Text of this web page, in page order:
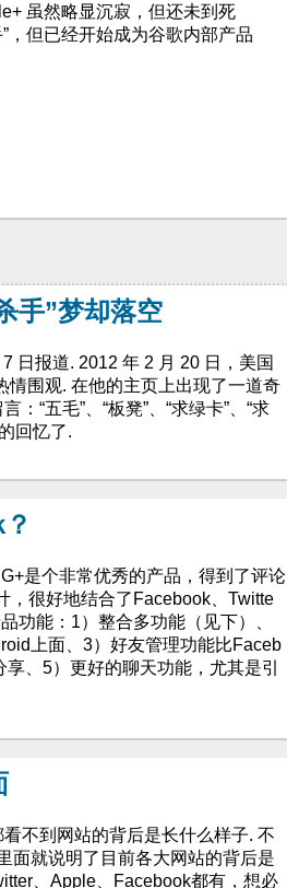
虽然略显沉寂，但还未到死
，但已经开始成为谷歌内部产品
手”梦却落空
日报道. 2012 年 2 月 20 日，美国
情围观. 在他的主页上出现了一道奇
“五毛”、“板凳”、“求绿卡”、“求
回忆了.
是个非常优秀的产品，得到了评论
，很好地结合了Facebook、Twitte
功能：1）整合多功能（见下）、
上面、3）好友管理功能比Faceb
、5）更好的聊天功能，尤其是引
不到网站的背后是长什么样子. 不
面就说明了目前各大网站的背后是
、Apple、Facebook都有，想必